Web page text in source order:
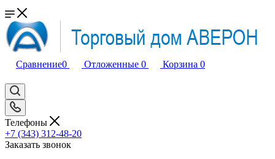
Сравнение0 Отложенные 0 Корзина 0
Телефоны
+7 (343) 312-48-20
Заказать звонок